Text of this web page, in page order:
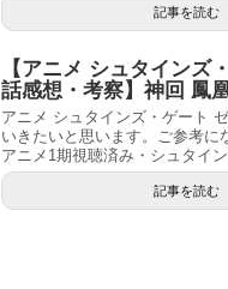
記事を読む
【アニメ シュタインズ
話感想・考察】神回 鳳
アニメ シュタインズ・ゲート
いきたいと思います。ご参考
アニメ1期視聴済み・シュタイン
記事を読む